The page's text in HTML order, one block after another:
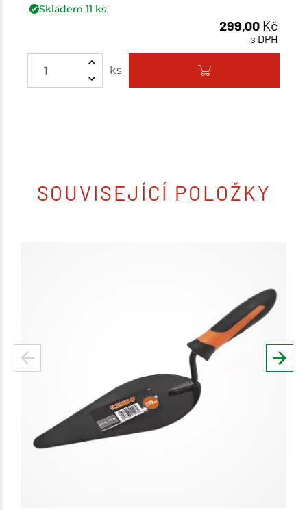
Skladem 11 ks
299,00 Kč
s DPH
ks
SOUVISEJÍCÍ POLOŽKY